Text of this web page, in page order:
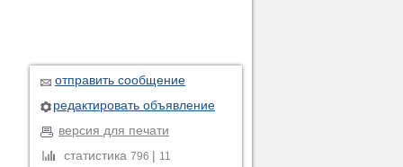
отправить сообщение
редактировать объявление
версия для печати
статистика 796 | 11